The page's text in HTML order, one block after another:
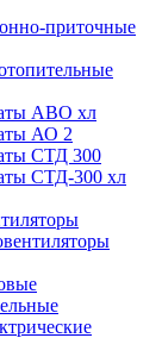
приточные
АВО хл
АО 2
СТД 300
СТД-300 хл